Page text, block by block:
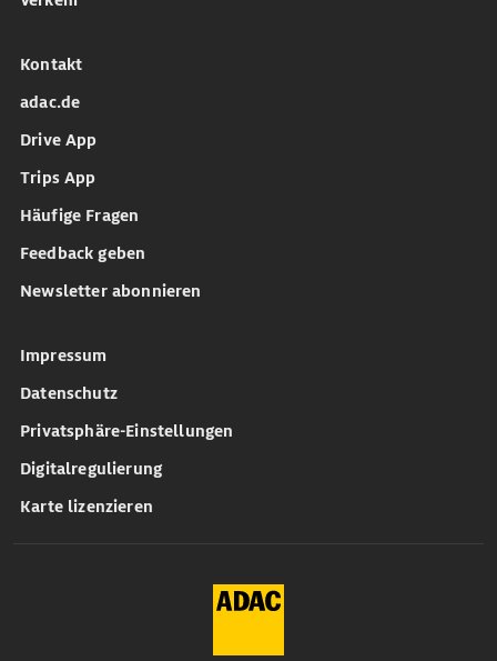
Kontakt
adac.de
Drive App
Trips App
Häufige Fragen
Feedback geben
Newsletter abonnieren
Impressum
Datenschutz
Privatsphäre-Einstellungen
Digitalregulierung
Karte lizenzieren